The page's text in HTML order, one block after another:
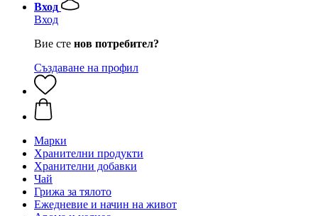
Вход
Вход
Вие сте нов потребител?
Създаване на профил
Марки
Хранителни продукти
Хранителни добавки
Чай
Грижа за тялото
Ежедневие и начин на живот